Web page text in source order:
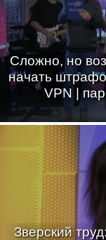
Сложно, но
начать
VPN |
Зверский